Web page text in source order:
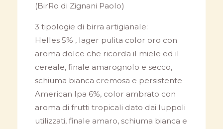
(BirRo di Zignani Paolo)
3 tipologie di birra artigianale:
Helles 5% , lager pulita color oro con
aroma dolce che ricorda il miele ed il
cereale, finale amarognolo e secco,
schiuma bianca cremosa e persistente
American Ipa 6%, color ambrato con
aroma di frutti tropicali dato dai luppoli
utilizzati, finale amaro, schiuma bianca e